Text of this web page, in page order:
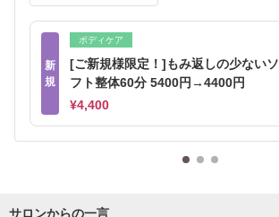
新
規
ボディケア
[ご新規様限定！]もみ返しの少ないソ
フト整体60分 5400円→4400円
¥4,400
サロンからの一言